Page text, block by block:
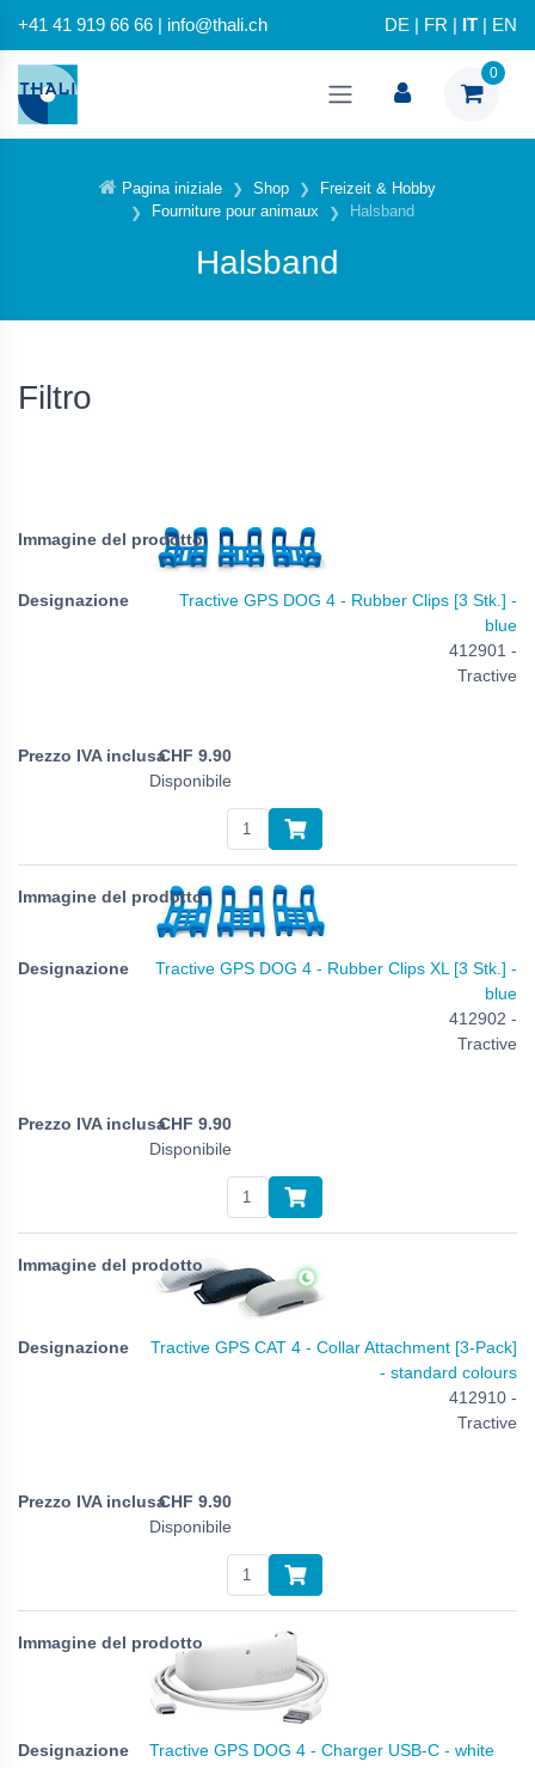
+41 41 919 66 66 | info@thali.ch DE FR IT EN
0
Pagina iniziale Shop
Freizeit & Hobby
Fourniture pour animaux
Halsband
Halsband
Filtro
Tractive GPS DOG 4 - Rubber Clips [3 Stk.] -
blue
412901 -
Tractive
CHF 9.90
Disponibile
Tractive GPS DOG 4 - Rubber Clips XL [3 Stk.] -
blue
412902 -
Tractive
CHF 9.90
Disponibile
Tractive GPS CAT 4 - Collar Attachment [3-Pack]
- standard colours
412910 -
Tractive
CHF 9.90
Disponibile
Tractive GPS DOG 4 - Charger USB-C - white